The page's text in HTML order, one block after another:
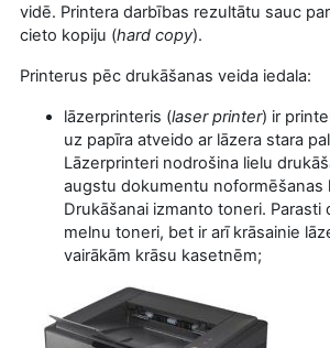
vidē. Printera darbības rezultātu sauc
cieto kopiju (hard copy).
Printerus pēc drukāšanas veida iedala:
lāzerprinteris (laser printer) ir
uz papīra atveido ar lāzera stara
Lāzerprinteri nodrošina lielu
augstu dokumentu noformēšanas
Drukāšanai izmanto toneri. Parasti
melnu toneri, bet ir arī krāsainie
vairākām krāsu kasetnēm;